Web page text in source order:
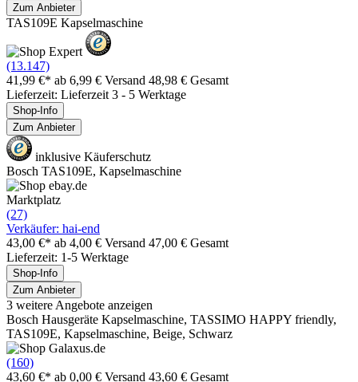
Zum Anbieter
TAS109E Kapselmaschine
(13.147)
41,99 €* ab 6,99 € Versand 48,98 € Gesamt
Lieferzeit: Lieferzeit 3 - 5 Werktage
Shop-Info
Zum Anbieter
inklusive Käuferschutz
Bosch TAS109E, Kapselmaschine
Marktplatz
(27)
Verkäufer: hai-end
43,00 €* ab 4,00 € Versand 47,00 € Gesamt
Lieferzeit: 1-5 Werktage
Shop-Info
Zum Anbieter
3 weitere Angebote anzeigen
Bosch Hausgeräte Kapselmaschine, TASSIMO HAPPY friendly,
TAS109E, Kapselmaschine, Beige, Schwarz
(160)
43,60 €* ab 0,00 € Versand 43,60 € Gesamt